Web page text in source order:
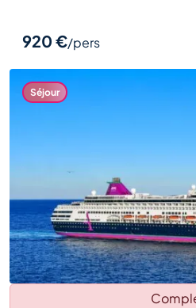
920 €/pers
Séjour